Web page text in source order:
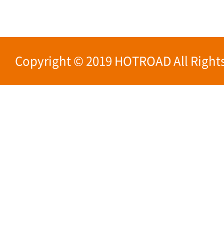
Copyright © 2019 HOTROAD All